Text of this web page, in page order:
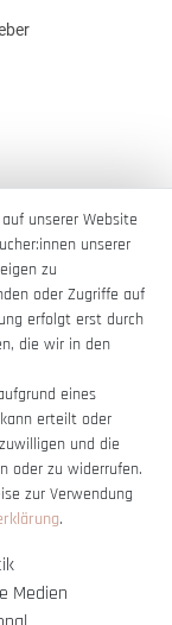
unserer Website
unserer
zu
oder Zugriffe auf
erfolgt erst durch
die wir in den
eines
erteilt oder
und die
oder zu widerrufen.
zur Verwendung
.
Medien